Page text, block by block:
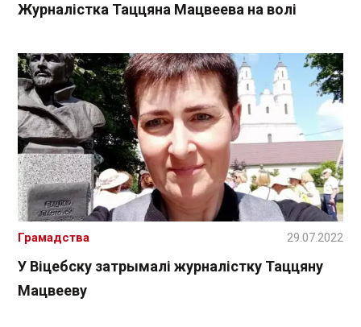
Журналістка Таццяна Мацвеева на волі
У Віцебску затрымалі журналістку Таццяну
Мацвееву
Грамадства 29.07.2022